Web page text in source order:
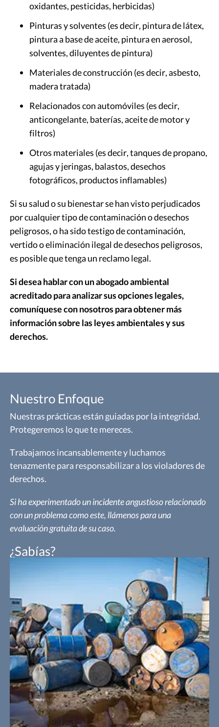
oxidantes, pesticidas, herbicidas)
Pinturas y solventes (es decir, pintura de látex,
pintura a base de aceite, pintura en aerosol,
solventes, diluyentes de pintura)
Materiales de construcción (es decir, asbesto,
madera tratada)
Relacionados con automóviles (es decir,
anticongelante, baterías, aceite de motor y
filtros)
Otros materiales (es decir, tanques de propano,
agujas y jeringas, balastos, desechos
fotográficos, productos inflamables)
Si su salud o su bienestar se han visto perjudicados
por cualquier tipo de contaminación o desechos
peligrosos, o ha sido testigo de contaminación,
vertido o eliminación ilegal de desechos peligrosos,
es posible que tenga un reclamo legal.
Si desea hablar con un abogado ambiental
acreditado para analizar sus opciones legales,
comuníquese con nosotros para obtener más
información sobre las leyes ambientales y sus
derechos.
Nuestro Enfoque
Nuestras prácticas están guiadas por la integridad.
Protegeremos lo que te mereces.
Trabajamos incansablemente y luchamos
tenazmente para responsabilizar a los violadores de
derechos.
Si ha experimentado un incidente angustioso relacionado
con un problema como este, llámenos para una
evaluación gratuita de su caso.
¿Sabías?